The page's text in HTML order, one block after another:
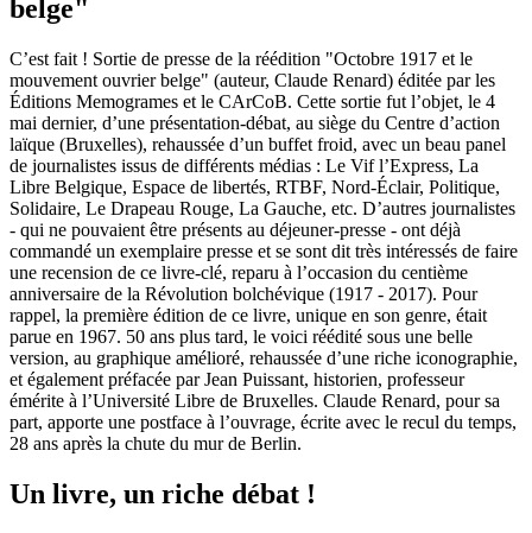
belge"
C’est fait ! Sortie de presse de la réédition "Octobre 1917 et le
mouvement ouvrier belge" (auteur, Claude Renard) éditée par les
Éditions Memogrames et le CArCoB. Cette sortie fut l’objet, le 4
mai dernier, d’une présentation-débat, au siège du Centre d’action
laïque (Bruxelles), rehaussée d’un buffet froid, avec un beau panel
de journalistes issus de différents médias : Le Vif l’Express, La
Libre Belgique, Espace de libertés, RTBF, Nord-Éclair, Politique,
Solidaire, Le Drapeau Rouge, La Gauche, etc. D’autres journalistes
- qui ne pouvaient être présents au déjeuner-presse - ont déjà
commandé un exemplaire presse et se sont dit très intéressés de faire
une recension de ce livre-clé, reparu à l’occasion du centième
anniversaire de la Révolution bolchévique (1917 - 2017). Pour
rappel, la première édition de ce livre, unique en son genre, était
parue en 1967. 50 ans plus tard, le voici réédité sous une belle
version, au graphique amélioré, rehaussée d’une riche iconographie,
et également préfacée par Jean Puissant, historien, professeur
émérite à l’Université Libre de Bruxelles. Claude Renard, pour sa
part, apporte une postface à l’ouvrage, écrite avec le recul du temps,
28 ans après la chute du mur de Berlin.
Un livre, un riche débat !